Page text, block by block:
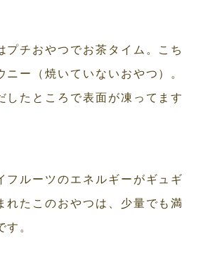
プチおやつでお茶タイム。こち
ニー（焼いていないおやつ）。
したところで表面が凍ってます
フルーツのエネルギーがギュギ
れたこのおやつは、少量でも満
す。